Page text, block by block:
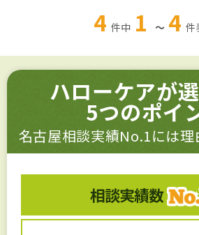
4 件中 1 ～ 4 件
ハローケアが
5つのポイ
名古屋相談実績No.1には理
相談実績数